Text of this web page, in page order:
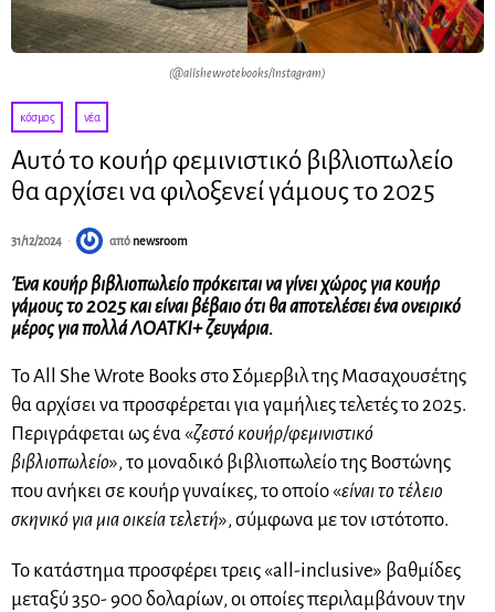
(@allshewrotebooks/Instagram)
κόσμος · νέα
Αυτό το κουήρ φεμινιστικό βιβλιοπωλείο
θα αρχίσει να φιλοξενεί γάμους το 2025
31/12/2024 από newsroom
Ένα κουήρ βιβλιοπωλείο πρόκειται να γίνει χώρος για κουήρ
γάμους το 2025 και είναι βέβαιο ότι θα αποτελέσει ένα ονειρικό
μέρος για πολλά ΛΟΑΤΚΙ+ ζευγάρια.
Το All She Wrote Books στο Σόμερβιλ της Μασαχουσέτης
θα αρχίσει να προσφέρεται για γαμήλιες τελετές το 2025.
Περιγράφεται ως ένα «ζεστό κουήρ/φεμινιστικό
βιβλιοπωλείο», το μοναδικό βιβλιοπωλείο της Βοστώνης
που ανήκει σε κουήρ γυναίκες, το οποίο «είναι το τέλειο
σκηνικό για μια οικεία τελετή», σύμφωνα με τον ιστότοπο.
Το κατάστημα προσφέρει τρεις «all-inclusive» βαθμίδες
μεταξύ 350- 900 δολαρίων, οι οποίες περιλαμβάνουν την